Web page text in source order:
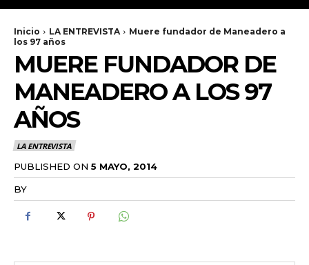
Inicio LA ENTREVISTA
Muere fundador de Maneadero a
los 97 años
MUERE FUNDADOR DE
MANEADERO A LOS 97
AÑOS
LA ENTREVISTA
PUBLISHED ON 5 MAYO, 2014
BY